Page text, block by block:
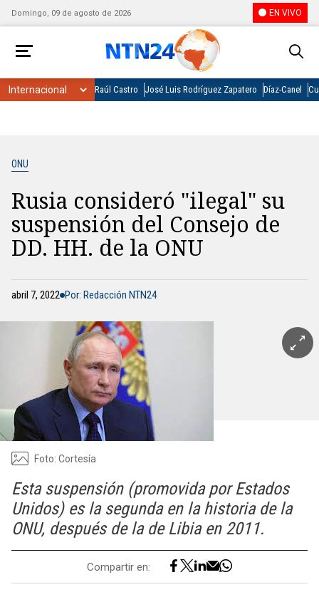
Domingo, 09 de agosto de 2026 EN VIVO
Raúl Castro José Luis Rodríguez Zapatero Díaz-Canel
ONU
Rusia consideró "ilegal" su
suspensión del Consejo de
DD. HH. de la ONU
abril 7, 2022 Por: Redacción NTN24
Foto: Cortesía
Esta suspensión (promovida por Estados
Unidos) es la segunda en la historia de la
ONU, después de la de Libia en 2011.
Compartir en: